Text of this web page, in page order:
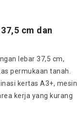
cm dan
lebar 37,5 cm,
permukaan tanah.
kertas A3+, mesin
kerja yang kurang